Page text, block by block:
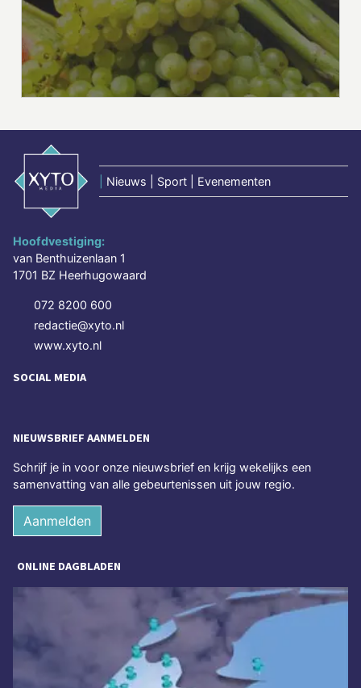
Nieuws | Sport | Evenementen
Hoofdvestiging:
van Benthuizenlaan 1
1701 BZ Heerhugowaard
072 8200 600
redactie@xyto.nl
www.xyto.nl
SOCIAL MEDIA
NIEUWSBRIEF AANMELDEN
Schrijf je in voor onze nieuwsbrief en krijg wekelijks een
samenvatting van alle gebeurtenissen uit jouw regio.
Aanmelden
ONLINE DAGBLADEN